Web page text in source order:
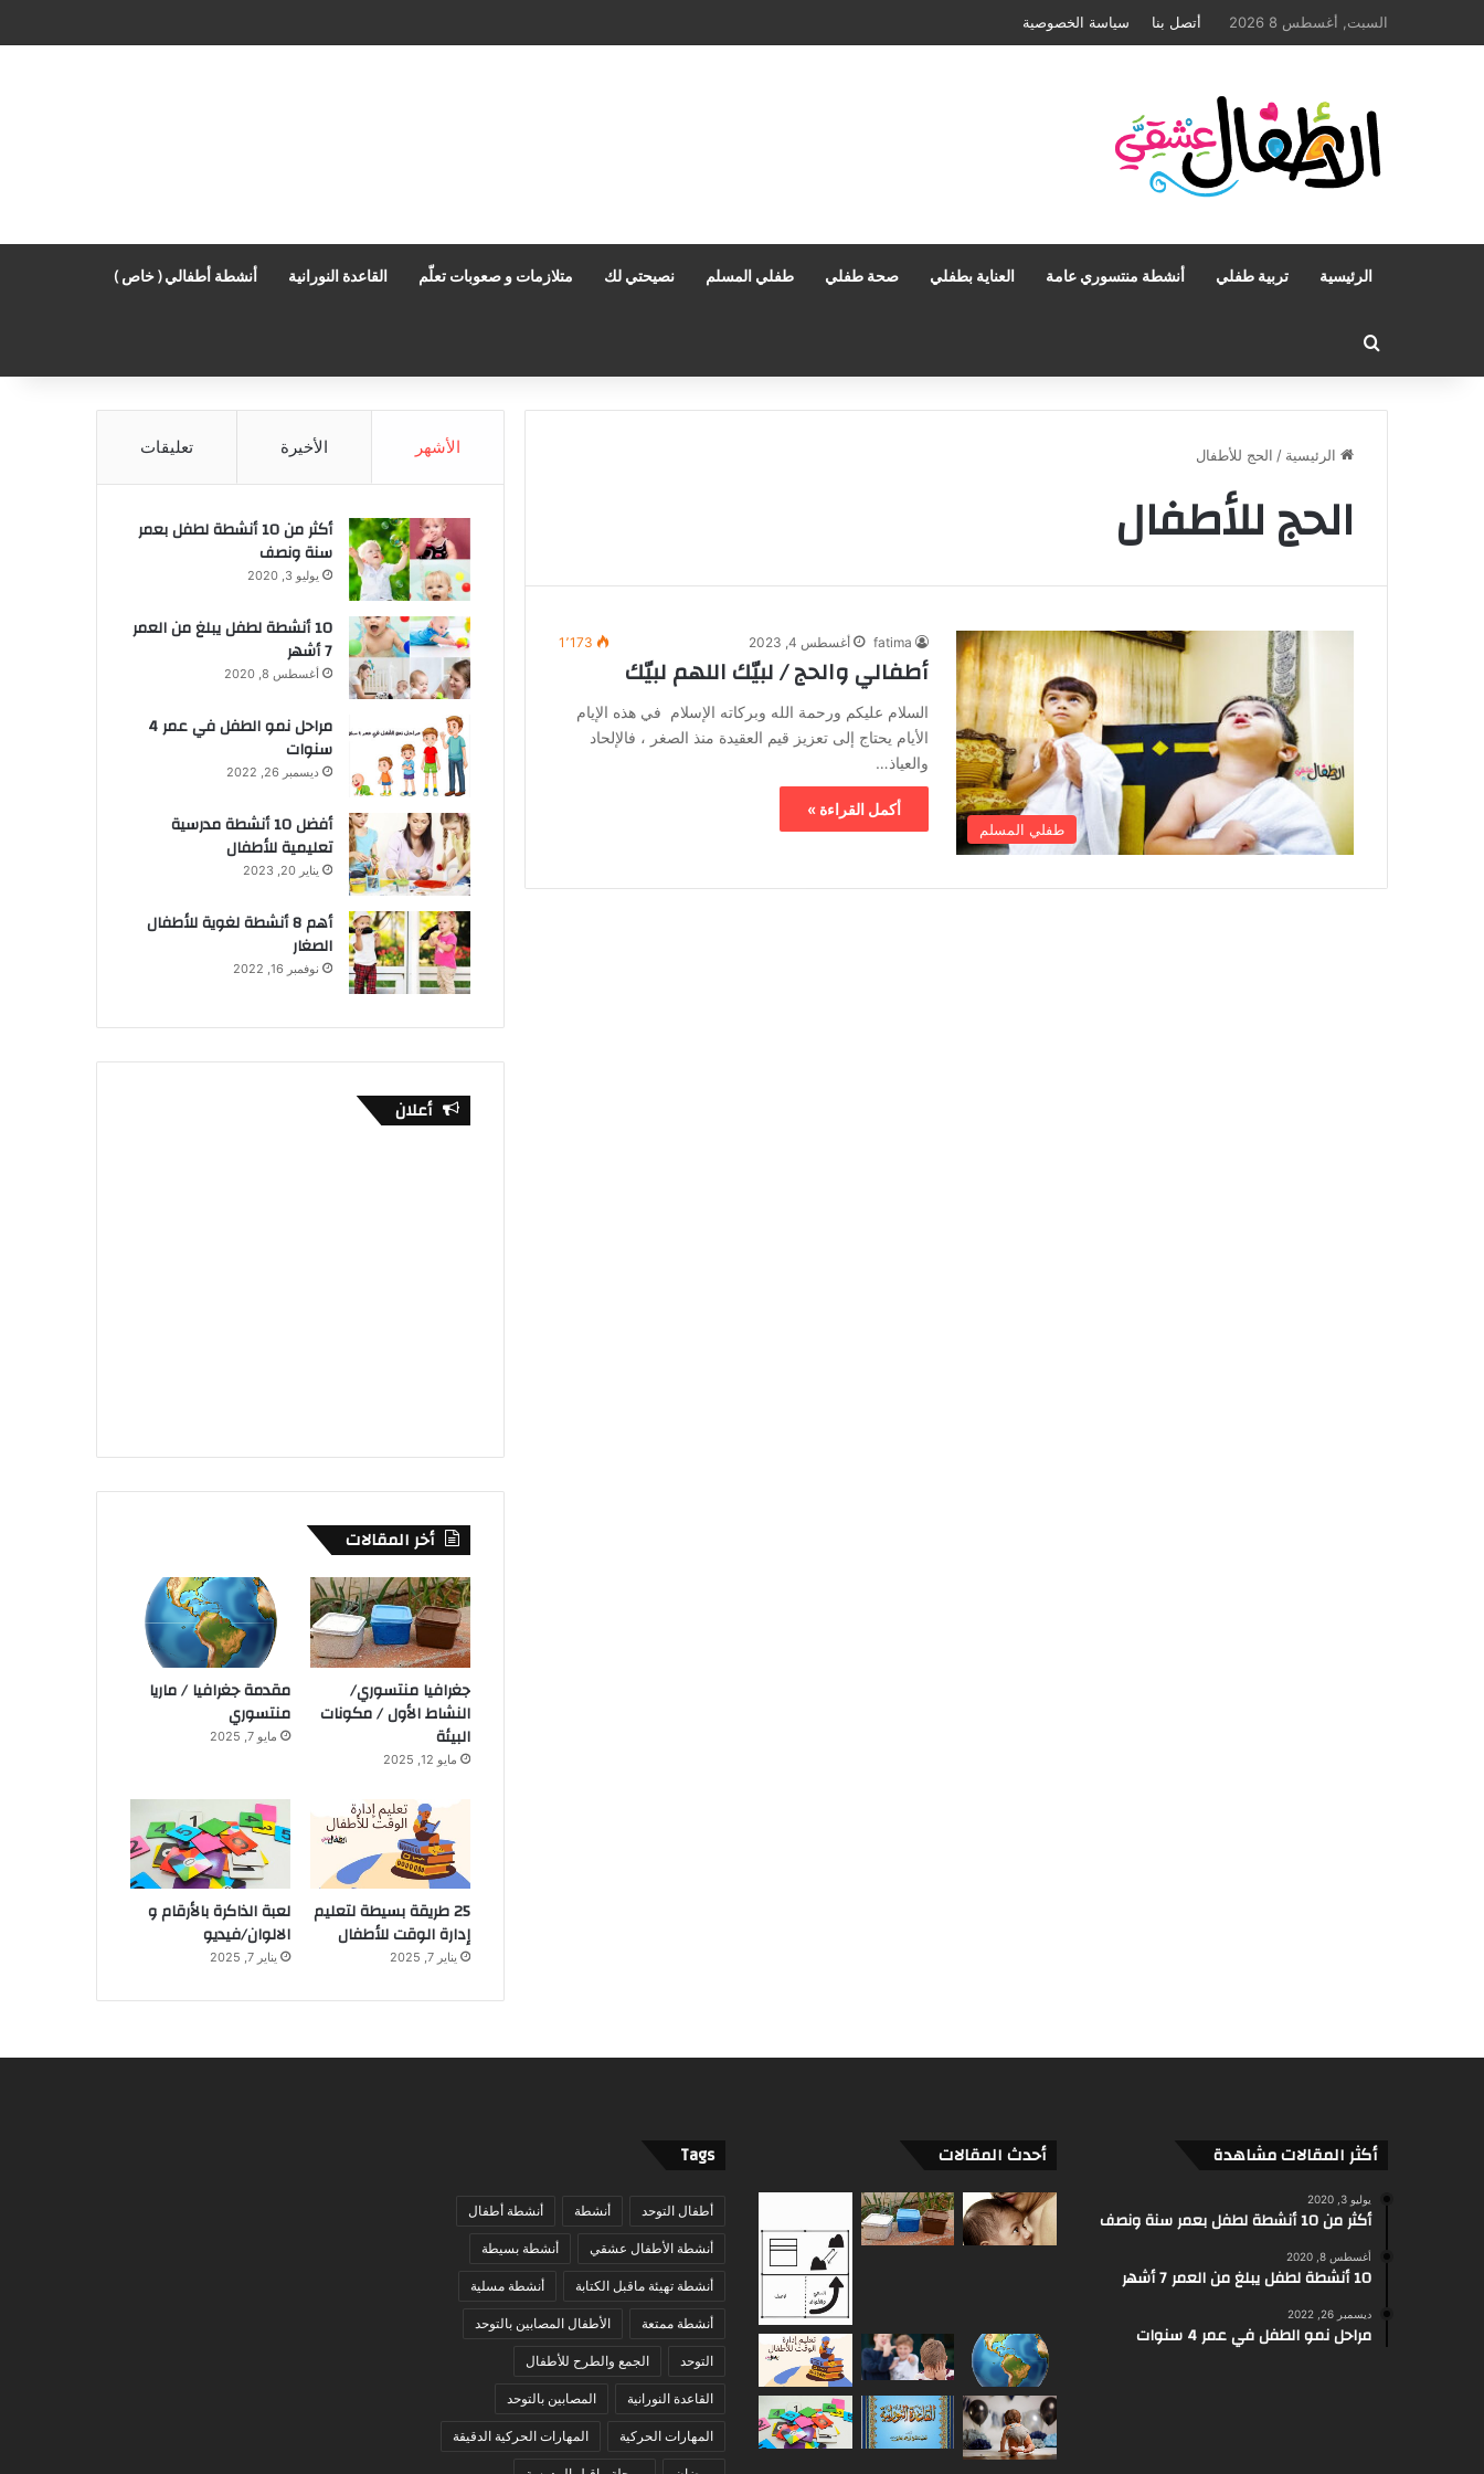
السبت, أغسطس 8 2026 أتصل بنا سياسة الخصوصية
الرئيسية تربية طفلي أنشطة منتسوري عامة العناية بطفلي صحة طفلي طفلي المسلم نصيحتي لك متلازمات و صعوبات تعلّم القاعدة النورانية أنشطة أطفالي ( خاص )
الرئيسية / الحج للأطفال
الحج للأطفال
طفلي المسلم
fatima أغسطس 4, 2023 1٬173
أطفالي والحج / لبيّك اللهم لبيّك
السلام عليكم ورحمة الله وبركاته الإسلام في هذه الإيام
الأيام يحتاج إلى تعزيز قيم العقيدة منذ الصغر ، فالإلحاد
والعياذ…
أكمل القراءة »
الأشهر الأخيرة تعليقات
أكثر من 10 أنشطة لطفل بعمر
سنة ونصف
يوليو 3, 2020
10 أنشطة لطفل يبلغ من العمر
7 أشهر
أغسطس 8, 2020
مراحل نمو الطفل في عمر 4
سنوات
ديسمبر 26, 2022
أفضل 10 أنشطة مدرسية
تعليمية للأطفال
يناير 20, 2023
أهم 8 أنشطة لغوية للأطفال
الصغار
نوفمبر 16, 2022
أعلان
أخر المقالات
جغرافيا منتسوري/
النشاط الأول / مكونات
البيئة
مايو 12, 2025
مقدمة جغرافيا / ماريا
منتسوري
مايو 7, 2025
25 طريقة بسيطة لتعليم
إدارة الوقت للأطفال
يناير 7, 2025
لعبة الذاكرة بالأرقام و
الالوان/فيديو
يناير 7, 2025
أكثر المقالات مشاهدة
يوليو 3, 2020
أكثر من 10 أنشطة لطفل بعمر سنة ونصف
أغسطس 8, 2020
10 أنشطة لطفل يبلغ من العمر 7 أشهر
ديسمبر 26, 2022
مراحل نمو الطفل في عمر 4 سنوات
أحدث المقالات Tags
أطفال التوحد أنشطة أنشطة أطفال
أنشطة الأطفال عشقي أنشطة بسيطة
أنشطة تهيئة ماقبل الكتابة أنشطة مسلية
أنشطة ممتعة الأطفال المصابين بالتوحد
التوحد الجمع والطرح للأطفال
القاعدة النورانية المصابين بالتوحد
المهارات الحركية المهارات الحركية الدقيقة